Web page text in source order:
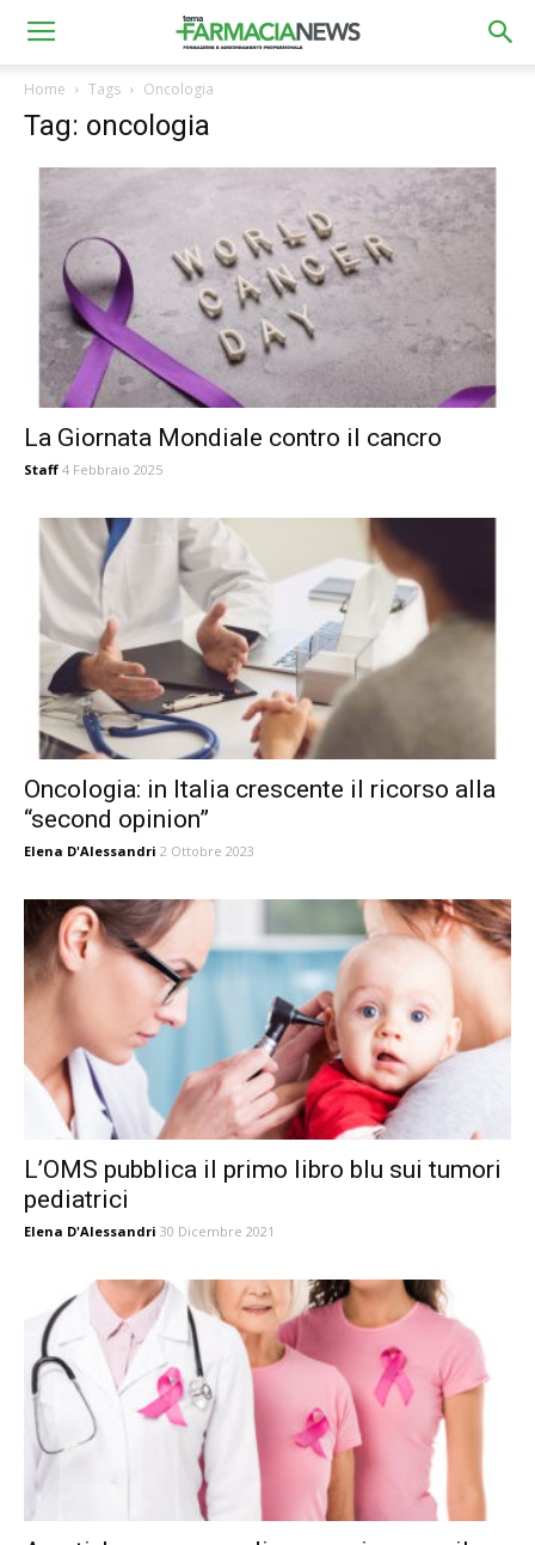
Home Tags Oncologia
Tag: oncologia
La Giornata Mondiale contro il cancro
Staff 4 Febbraio 2025
Oncologia: in Italia crescente il ricorso alla
“second opinion”
Elena D'Alessandri 2 Ottobre 2023
L’OMS pubblica il primo libro blu sui tumori
pediatrici
Elena D'Alessandri 30 Dicembre 2021